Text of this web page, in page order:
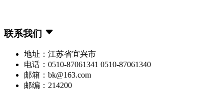
联系我们
地址：江苏省宜兴市
电话：0510-87061341 0510-87061340
邮箱：bk@163.com
邮编：214200